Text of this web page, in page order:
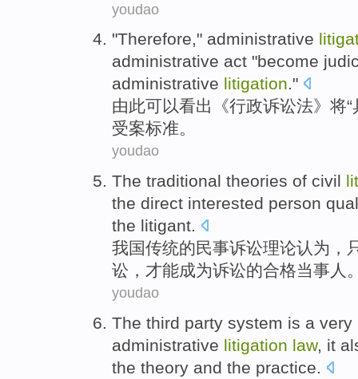
youdao
"Therefore," administrative
administrative act "become
administrative litigation."
由此可以看出《行政诉讼法》 将“
受案标准。
youdao
The traditional theories of civil
the direct interested person
the litigant.
我国传统的民事诉讼理论认为 ，
讼 ， 才能成为诉讼的合格当事人
youdao
The third party system is a very
administrative litigation law, it
the theory and the practice.